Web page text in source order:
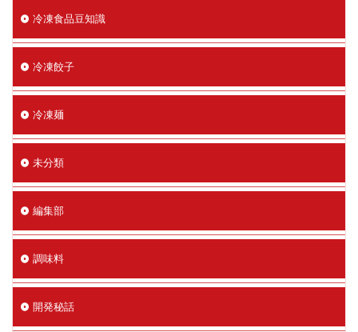
冷凍食品豆知識
冷凍餃子
冷凍麺
未分類
編集部
調味料
開発秘話